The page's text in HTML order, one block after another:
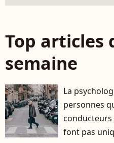
Top articles
semaine
La
personnes
conducteurs
font pas